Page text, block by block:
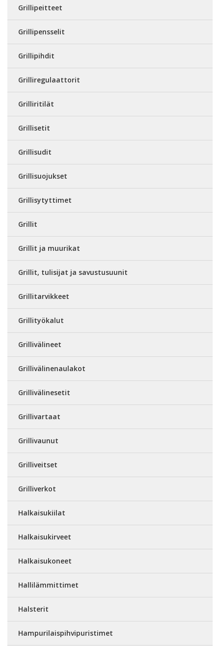
Grillipeitteet
Grillipensselit
Grillipihdit
Grilliregulaattorit
Grilliritilät
Grillisetit
Grillisudit
Grillisuojukset
Grillisytyttimet
Grillit
Grillit ja muurikat
Grillit, tulisijat ja savustusuunit
Grillitarvikkeet
Grillityökalut
Grillivälineet
Grillivälinenaulakot
Grillivälinesetit
Grillivartaat
Grillivaunut
Grilliveitset
Grilliverkot
Halkaisukiilat
Halkaisukirveet
Halkaisukoneet
Hallilämmittimet
Halsterit
Hampurilaispihvipuristimet